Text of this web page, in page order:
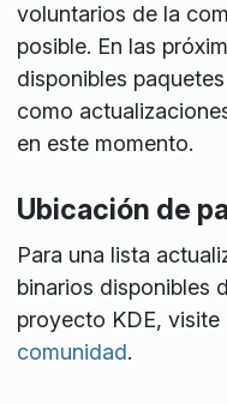
voluntarios de la
posible. En las
disponibles
como
en este momento.
Ubicación de
Para una lista
binarios disponibles
proyecto KDE, visite
comunidad.